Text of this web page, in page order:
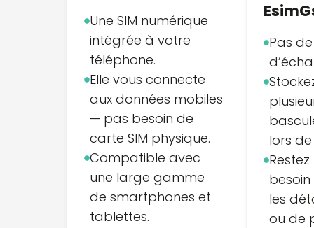
Une SIM numérique
intégrée à votre
téléphone.
Elle vous connecte
aux données mobiles
— pas besoin de
carte SIM physique.
Compatible avec
une large gamme
de smartphones et
tablettes.
Pas
lors
les
ou de